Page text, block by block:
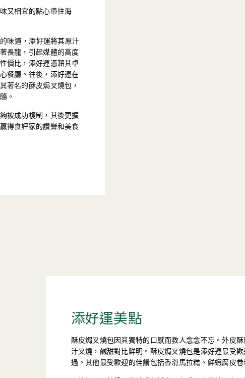
又相宜的點心帶往海
味道，添好運將其原汁
長龍，引起媒體的高度
價比，添好運憑藉其卓
餐廳。往後，添好運在
著名的酥皮焗叉燒包，
。
被成功複制，其後更擴
得食評家的讚譽和美食
添好運美點
酥皮焗叉燒包因其獨特的口感而教人念念不忘。外皮
汁叉燒，鹹甜對比鮮明。酥皮焗叉燒包是添好運最受
過。其他最受歡迎的佳餚包括香滑馬拉糕、鮮蝦腐皮卷